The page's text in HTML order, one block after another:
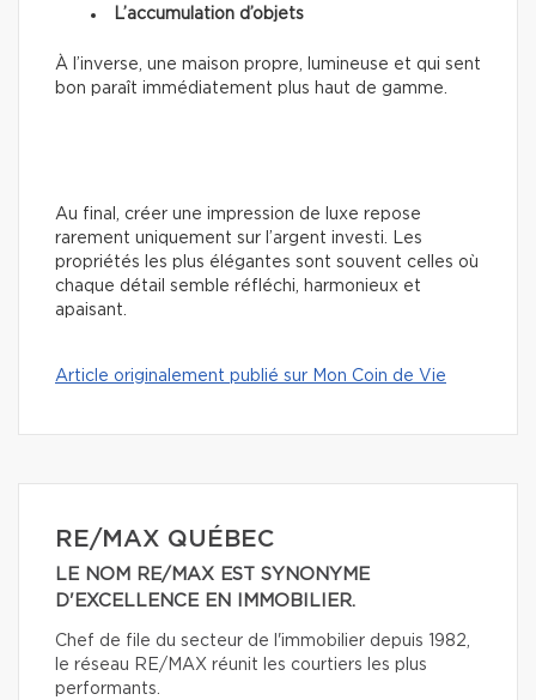
L’accumulation d’objets
À l’inverse, une maison propre, lumineuse et qui sent
bon paraît immédiatement plus haut de gamme.
Au final, créer une impression de luxe repose
rarement uniquement sur l’argent investi. Les
propriétés les plus élégantes sont souvent celles où
chaque détail semble réfléchi, harmonieux et
apaisant.
Article originalement publié sur Mon Coin de Vie
RE/MAX QUÉBEC
LE NOM RE/MAX EST SYNONYME
D'EXCELLENCE EN IMMOBILIER.
Chef de file du secteur de l'immobilier depuis 1982,
le réseau RE/MAX réunit les courtiers les plus
performants.